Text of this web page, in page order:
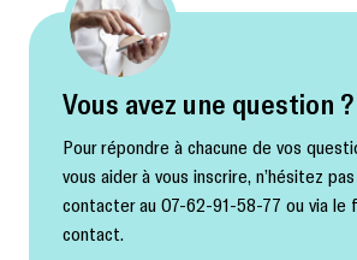
Vous avez une question ?
Pour répondre à chacune de vos
vous aider à vous inscrire, n’hésitez
contacter au 07-62-91-58-77 ou via le
contact.